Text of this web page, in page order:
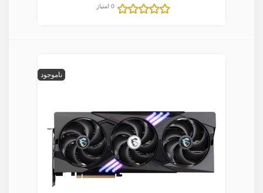
0 امتیاز
ناموجود